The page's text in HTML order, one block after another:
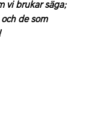
vi brukar säga;
de som